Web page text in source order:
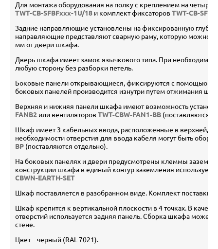
Для монтажа оборудования на полку с креплением на четыре
TWT-CB-SFBFxxx-1U/18 и комплект фиксаторов TWT-CB-SFIX-
Задние направляющие установлены на фиксированную
направляющие представляют сварную раму, которую можно
мм от двери шкафа.
Дверь шкафа имеет замок язычкового типа. При
любую сторону без разборки петель.
Боковые панели открывающиеся, фиксируются с помощью
боковых панелей производится изнутри путем отжимания
Верхняя и нижняя панели шкафа имеют возможность
FANB2 или вентиляторов TWT-CBW-FAN1-BB (поставляются
Шкаф имеет 3 кабельных ввода, расположенные в верхней,
необходимости отверстия для ввода кабеля могут быть
BP (поставляются отдельно).
На боковых панелях и двери предусмотрены клеммы
конструкции шкафа в единый контур заземления
CBWN-EARTH-SET
Шкаф поставляется в разобранном виде. Комплект поставки -
Шкаф крепится к вертикальной плоскости в 4 точках. В
отверстий используется задняя панель. Сборка шкафа может
стене.
Цвет – черный (RAL 7021).